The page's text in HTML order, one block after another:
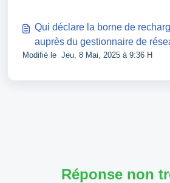
Qui déclare la borne de
auprès du gestionnaire de
Modifié le Jeu, 8 Mai, 2025 à 9:36 H
Réponse non